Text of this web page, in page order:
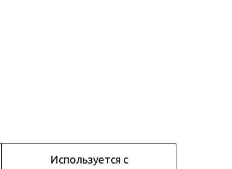
Используется с